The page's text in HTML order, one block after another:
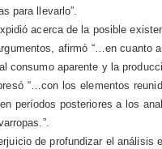
para llevarlo”.
acerca de la posible
afirmó “…en cuanto
consumo aparente y la
“…con los elementos
períodos posteriores a los
de profundizar el